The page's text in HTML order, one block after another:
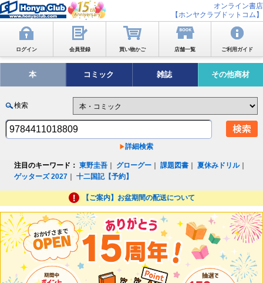
オンライン書店
【ホンヤクラブドットコム】
ログイン 会員登録 買い物かご 店舗一覧 ご利用ガイド
本 コミック 雑誌 その他商材
検索
詳細検索
注目のキーワード： 東野圭吾 グローグー ｜課題図書 ｜夏休みドリル｜
ゲッターズ 2027 ｜十二国記【予約】
【ご案内】お盆期間の配送について